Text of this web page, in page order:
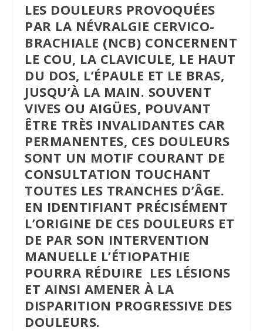
LES DOULEURS PROVOQUÉES
PAR LA NÉVRALGIE CERVICO-
BRACHIALE (NCB) CONCERNENT
LE COU, LA CLAVICULE, LE HAUT
DU DOS, L’ÉPAULE ET LE BRAS,
JUSQU’À LA MAIN. SOUVENT
VIVES OU AIGÜES, POUVANT
ÊTRE TRÈS INVALIDANTES CAR
PERMANENTES, CES DOULEURS
SONT UN MOTIF COURANT DE
CONSULTATION TOUCHANT
TOUTES LES TRANCHES D’ÂGE.
EN IDENTIFIANT PRÉCISÉMENT
L’ORIGINE DE CES DOULEURS ET
DE PAR SON INTERVENTION
MANUELLE L’ÉTIOPATHIE
POURRA RÉDUIRE LES LÉSIONS
ET AINSI AMENER À LA
DISPARITION PROGRESSIVE DES
DOULEURS.